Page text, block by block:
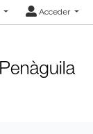
Acceder